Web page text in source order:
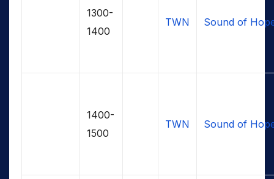
1300-
1400
TWN Sound of
1400-
1500
TWN Sound of